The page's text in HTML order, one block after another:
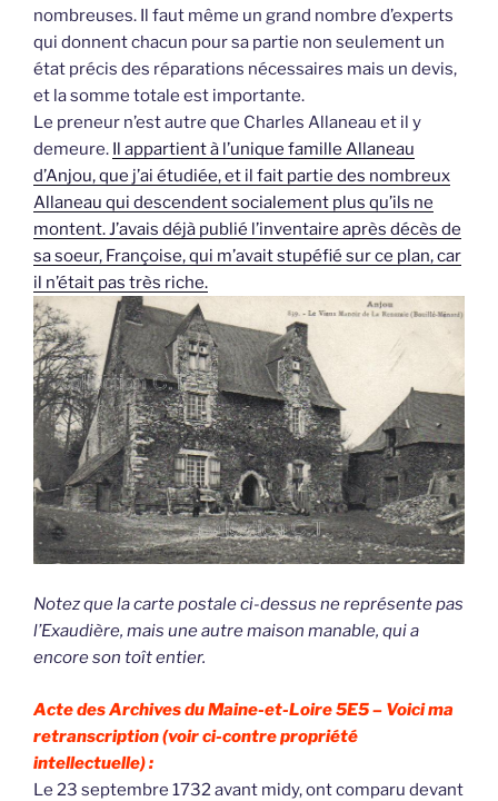
nombreuses. Il faut même un grand nombre d’experts
qui donnent chacun pour sa partie non seulement un
état précis des réparations nécessaires mais un devis,
et la somme totale est importante.
Le preneur n’est autre que Charles Allaneau et il y
demeure. Il appartient à l’unique famille Allaneau
d’Anjou, que j’ai étudiée, et il fait partie des nombreux
Allaneau qui descendent socialement plus qu’ils ne
montent. J’avais déjà publié l’inventaire après décès de
sa soeur, Françoise, qui m’avait stupéfié sur ce plan, car
il n’était pas très riche.
Notez que la carte postale ci-dessus ne représente pas
l’Exaudière, mais une autre maison manable, qui a
encore son toît entier.
Acte des Archives du Maine-et-Loire 5E5 – Voici ma
retranscription (voir ci-contre propriété
intellectuelle) :
Le 23 septembre 1732 avant midy, ont comparu devant